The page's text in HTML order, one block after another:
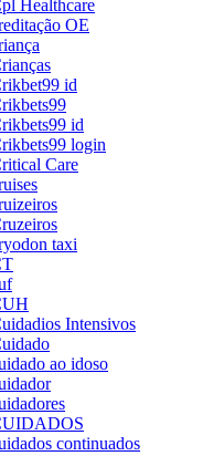
Healthcare
OE
id
id
login
Care
taxi
Intensivos
ao idoso
continuados